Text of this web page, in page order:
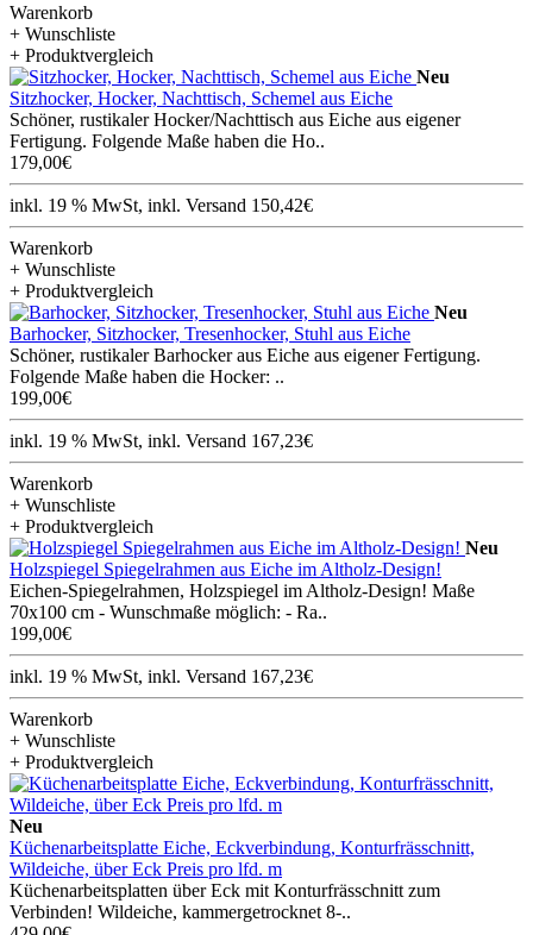
Warenkorb
+ Wunschliste
+ Produktvergleich
Neu
Sitzhocker, Hocker, Nachttisch, Schemel aus Eiche
Schöner, rustikaler Hocker/Nachttisch aus Eiche aus eigener
Fertigung. Folgende Maße haben die Ho..
179,00€
inkl. 19 % MwSt, inkl. Versand 150,42€
Warenkorb
+ Wunschliste
+ Produktvergleich
Neu
Barhocker, Sitzhocker, Tresenhocker, Stuhl aus Eiche
Schöner, rustikaler Barhocker aus Eiche aus eigener Fertigung.
Folgende Maße haben die Hocker: ..
199,00€
inkl. 19 % MwSt, inkl. Versand 167,23€
Warenkorb
+ Wunschliste
+ Produktvergleich
Neu
Holzspiegel Spiegelrahmen aus Eiche im Altholz-Design!
Eichen-Spiegelrahmen, Holzspiegel im Altholz-Design! Maße
70x100 cm - Wunschmaße möglich: - Ra..
199,00€
inkl. 19 % MwSt, inkl. Versand 167,23€
Warenkorb
+ Wunschliste
+ Produktvergleich
Neu
Küchenarbeitsplatte Eiche, Eckverbindung, Konturfrässchnitt,
Wildeiche, über Eck Preis pro lfd. m
Küchenarbeitsplatten über Eck mit Konturfrässchnitt zum
Verbinden! Wildeiche, kammergetrocknet 8-..